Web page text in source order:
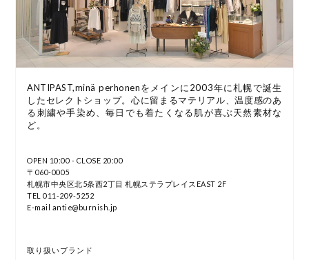
ANTIPAST,minä perhonenをメインに2003年に札幌で誕生
したセレクトショップ。心に留まるマテリアル、温度感のあ
る刺繍や手染め、毎日でも着たくなる肌が喜ぶ天然素材な
ど。
OPEN 10:00 - CLOSE 20:00
〒060-0005
札幌市中央区北5条西2丁目 札幌ステラプレイスEAST 2F
TEL 011-209-5252
E-mail antie@burnish.jp
取り扱いブランド